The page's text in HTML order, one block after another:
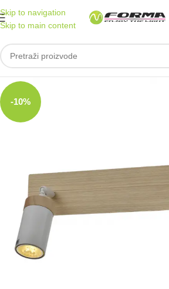
Skip to navigation
Skip to main content
-10%